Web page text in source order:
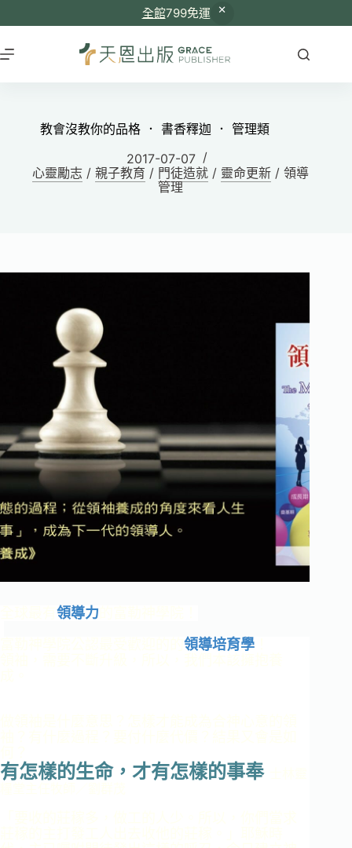
全館799免運
教會沒教你的品格 ． 書香釋迦 ． 管理類
2017-07-07
心靈勵志 /親子教育 / 門徒造就 / 靈命更新 /領導
管理
領導力
領導培育學
有怎樣的生命， 才有怎樣的事奉